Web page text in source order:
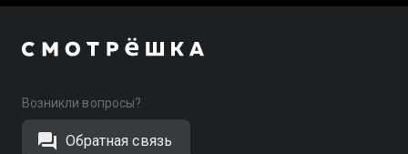
Возникли вопросы?
Обратная связь